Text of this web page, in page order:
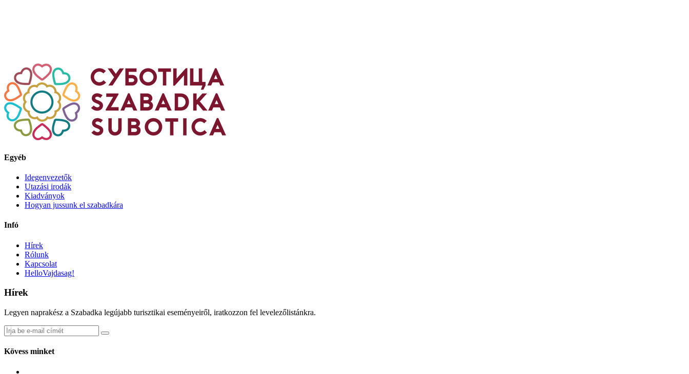
Egyéb
Idegenvezetők
Utazási irodák
Kiadványok
Hogyan jussunk el szabadkára
Infó
Hírek
Rólunk
Kapcsolat
HelloVajdasag!
Hírek
Legyen naprakész a Szabadka legújabb turisztikai eseményeiről, iratkozzon fel levelezőlistánkra.
Kövess minket